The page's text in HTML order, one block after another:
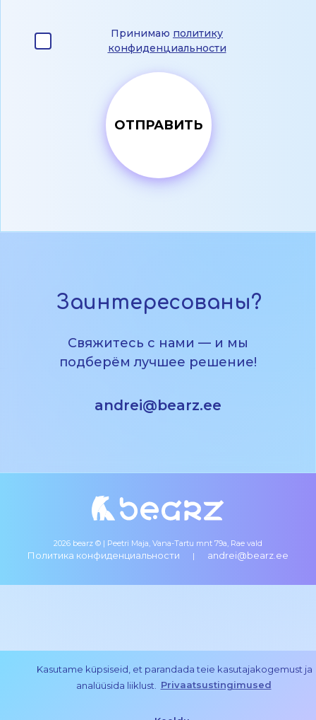
Kasutame küpsiseid, et parandada teie kasutajakogemust ja
analüüsida liiklust.
Privaatsustingimused
Принимаю политику
конфиденциальности
Заинтересованы?
Свяжитесь с нами — и мы
подберём лучшее решение!
andrei@bearz.ee
2026 bearz © | Peetri Maja, Vana-Tartu mnt 79a, Rae vald
Политика конфиденциальности | andrei@bearz.ee